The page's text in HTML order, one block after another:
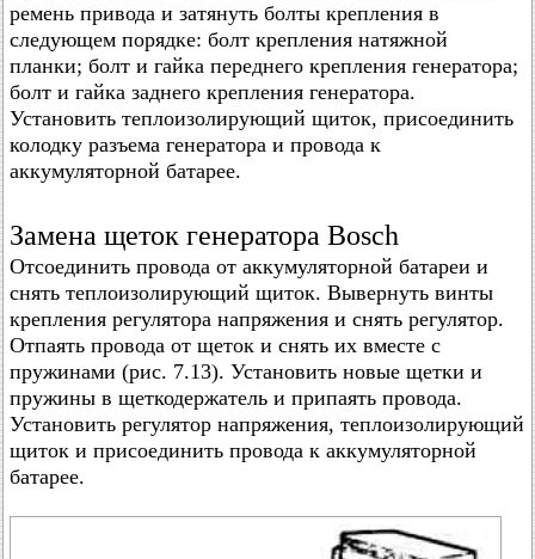
ремень привода и затянуть болты крепления в
следующем порядке: болт крепления натяжной
планки; болт и гайка переднего крепления генератора;
болт и гайка заднего крепления генератора.
Установить теплоизолирующий щиток, присоединить
колодку разъема генератора и провода к
аккумуляторной батарее.
Замена щеток генератора Bosch
Отсоединить провода от аккумуляторной батареи и
снять теплоизолирующий щиток. Вывернуть винты
крепления регулятора напряжения и снять регулятор.
Отпаять провода от щеток и снять их вместе с
пружинами (рис. 7.13). Установить новые щетки и
пружины в щеткодержатель и припаять провода.
Установить регулятор напряжения, теплоизолирующий
щиток и присоединить провода к аккумуляторной
батарее.